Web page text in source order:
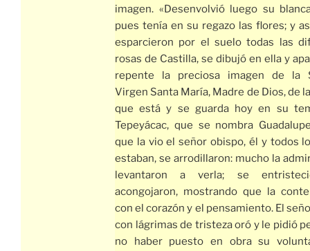
imagen. «Desenvolvió luego su
pues tenía en su regazo las flores; y
esparcieron por el suelo todas las
rosas de Castilla, se dibujó en ella y
repente la preciosa imagen de la
Virgen Santa María, Madre de Dios, de
que está y se guarda hoy en su
Tepeyácac, que se nombra
que la vio el señor obispo, él y todos
estaban, se arrodillaron: mucho la
levantaron a verla; se
acongojaron, mostrando que la
con el corazón y el pensamiento. El
con lágrimas de tristeza oró y le pidió
no haber puesto en obra su